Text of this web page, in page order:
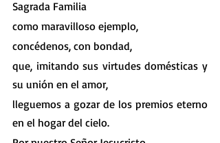
Sagrada Familia
como maravilloso ejemplo,
concédenos, con bondad,
que, imitando sus virtudes domésticas y
su unión en el amor,
lleguemos a gozar de los premios eterno
en el hogar del cielo.